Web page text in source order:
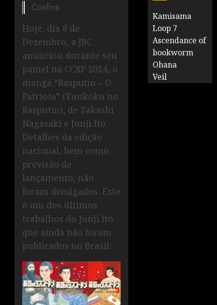
Confira
Hoje, dia 8 de
Dezembro, a JBC
anunciou durante seu
painel na CCXP 2024, o
mangá “Rasputin – O
Patriota” (Yuukoku no
Rasputin), de Takashi
Nagasaki e Junji Ito.
Detalhes da edição
nacional, bem como
previsão de
lançamento, não
foram divulgados. Este
é um dos últimos
trabalhos do Junji Ito
que ainda não foram
publicados no Brasil.
Kamisama
Loop 7
Ascendance of
bookworm
Ohana
Veil